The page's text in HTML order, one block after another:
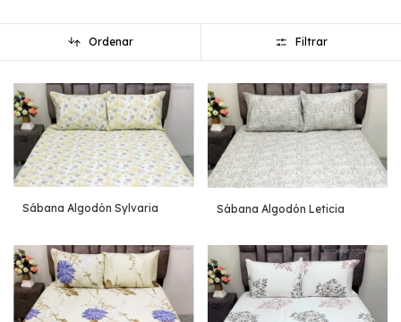
Ordenar Filtrar
Sábana Algodón Sylvaria Sábana Algodón Leticia